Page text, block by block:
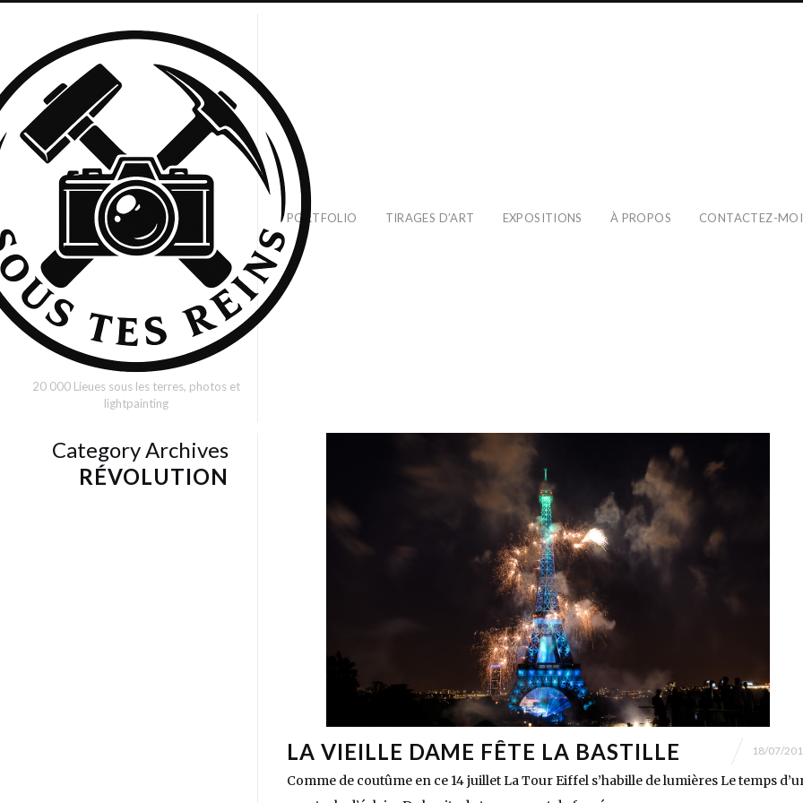
20 000 Lieues sous les terres, photos et
lightpainting
PORTFOLIO TIRAGES D’ART EXPOSITIONS À PROPOS CONTACTEZ-MOI
LA VIEILLE DAME FÊTE LA BASTILLE 18/07/
Comme de coutûme en ce 14 juillet La Tour Eiffel s’habille de lumières Le temps
Category Archives
RÉVOLUTION